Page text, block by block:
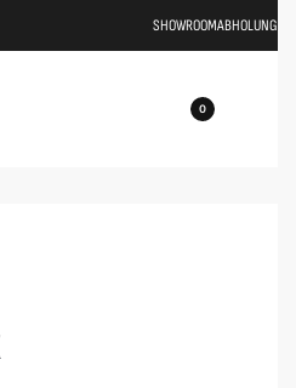
SHOWROOMABHOLUNG
0